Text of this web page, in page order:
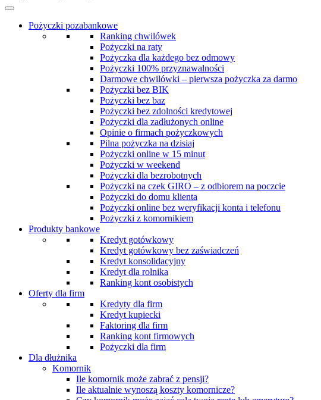
Pożyczki pozabankowe
Ranking chwilówek
Pożyczki na raty
Pożyczka dla każdego bez odmowy
Pożyczki 100% przyznawalności
Darmowe chwilówki – pierwsza pożyczka za darmo
Pożyczki bez BIK
Pożyczki bez baz
Pożyczki bez zdolności kredytowej
Pożyczki dla zadłużonych online
Opinie o firmach pożyczkowych
Pilna pożyczka na dzisiaj
Pożyczki online w 15 minut
Pożyczki w weekend
Pożyczki dla bezrobotnych
Pożyczki na czek GIRO – z odbiorem na poczcie
Pożyczki do domu klienta
Pożyczki online bez weryfikacji konta i telefonu
Pożyczki z komornikiem
Produkty bankowe
Kredyt gotówkowy
Kredyt gotówkowy bez zaświadczeń
Kredyt konsolidacyjny
Kredyt dla rolnika
Ranking kont osobistych
Oferty dla firm
Kredyty dla firm
Kredyt kupiecki
Faktoring dla firm
Ranking kont firmowych
Pożyczki dla firm
Dla dłużnika
Komornik
Ile komornik może zabrać z pensji?
Ile aktualnie wynoszą koszty komornicze?